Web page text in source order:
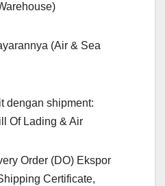
(Air & Sea
dengan shipment:
Of Lading & Air
Order (DO) Ekspor
Certificate,